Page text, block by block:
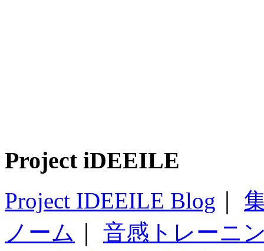
Project iDEEILE
Project IDEEILE Blog
ノーム
音感トレーニ